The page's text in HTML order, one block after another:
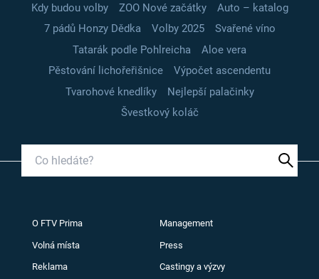
Kdy budou volby
ZOO Nové začátky
Auto – katalog
7 pádů Honzy Dědka
Volby 2025
Svařené víno
Tatarák podle Pohlreicha
Aloe vera
Pěstování lichořeřišnice
Výpočet ascendentu
Tvarohové knedlíky
Nejlepší palačinky
Švestkový koláč
O FTV Prima Management
Volná místa Press
Reklama Castingy a výzvy